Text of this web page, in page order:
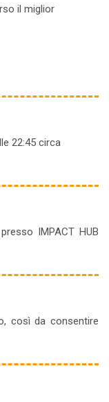
il miglior
22:45 circa
IMPACT HUB
così da consentire